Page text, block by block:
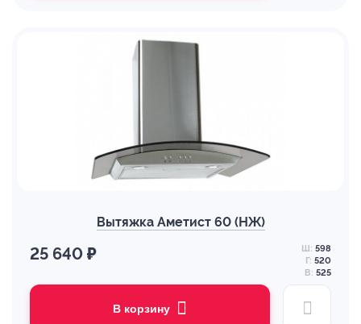
Вытяжка Аметист 60 (НЖ)
25 640 ₽ Ш: 598
Г: 520
В: 525
В корзину